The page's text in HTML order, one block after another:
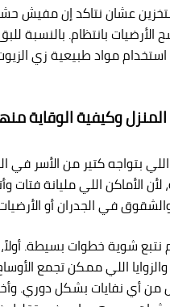
عشان نتاكد إن مفيش
بانتظام. بالنسبة
مواد طبيعية زي
وكيفية الوقاية
بتواجه كتير من الأسر في
الأماكن اللي مليانة فتات
في الجدران أو
نتبع شوية خطوات بسيطة.
اللي ممكن تجمع
من أي نفايات بشكل دوري.